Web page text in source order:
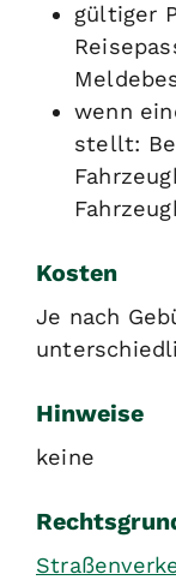
gültiger
wenn
stellt:
Kosten
Je nach
Hinweise
keine